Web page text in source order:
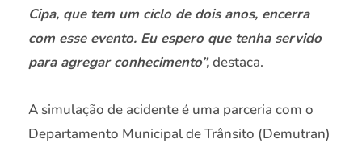
Cipa, que tem um ciclo de dois anos, encerra
com esse evento. Eu espero que tenha servido
para agregar conhecimento”,destaca.
A simulação de acidente é uma parceria com o
Departamento Municipal de Trânsito (Demutran)